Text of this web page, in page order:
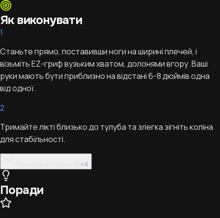
Як виконувати
1
Станьте прямо, поставивши ноги на ширині плечей, і
візьміть EZ-гриф вузьким хватом, долонями вгору. Ваші
руки мають бути приблизно на відстані 6-8 дюймів одна
від одної.
2
Тримайте лікті близько до тулуба та злегка зігніть коліна
для стабільності.
+4
Поради